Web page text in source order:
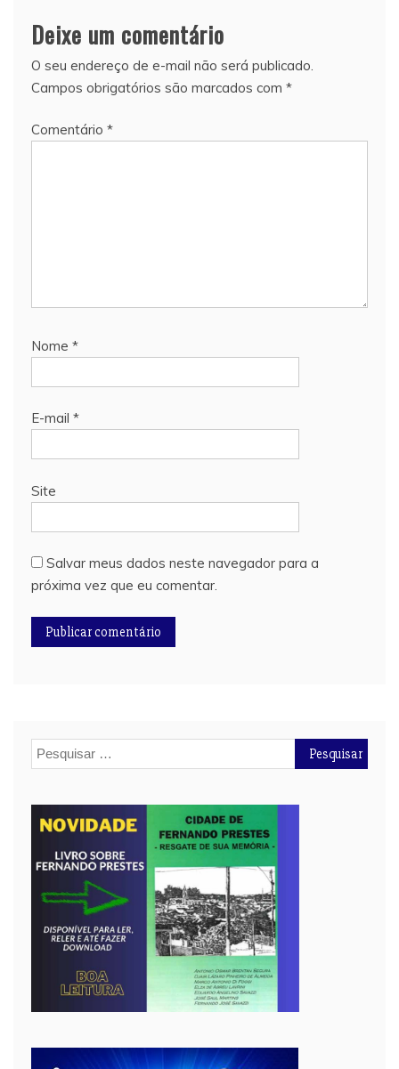
Post
Deixe um comentário
O seu endereço de e-mail não será publicado.
Campos obrigatórios são marcados com *
Comentário *
Nome *
E-mail *
Site
Salvar meus dados neste navegador para a
próxima vez que eu comentar.
Pesquisar
por: